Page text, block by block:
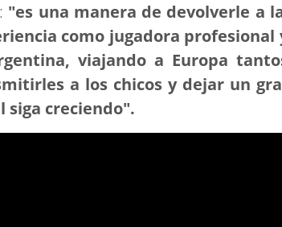
"es una manera de devolverle a
como jugadora
viajando a Europa
a los chicos y dejar un
siga creciendo".